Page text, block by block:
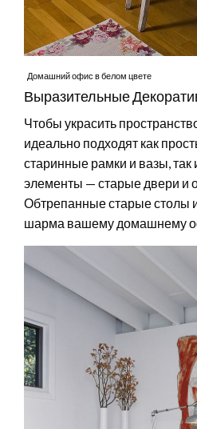
Домашний офис в белом цвете
Выразительные
Чтобы украсить
идеально подходят как
старинные рамки и вазы,
элементы — старые двери и
Обтрепанные старые столы
шарма вашему домашнему